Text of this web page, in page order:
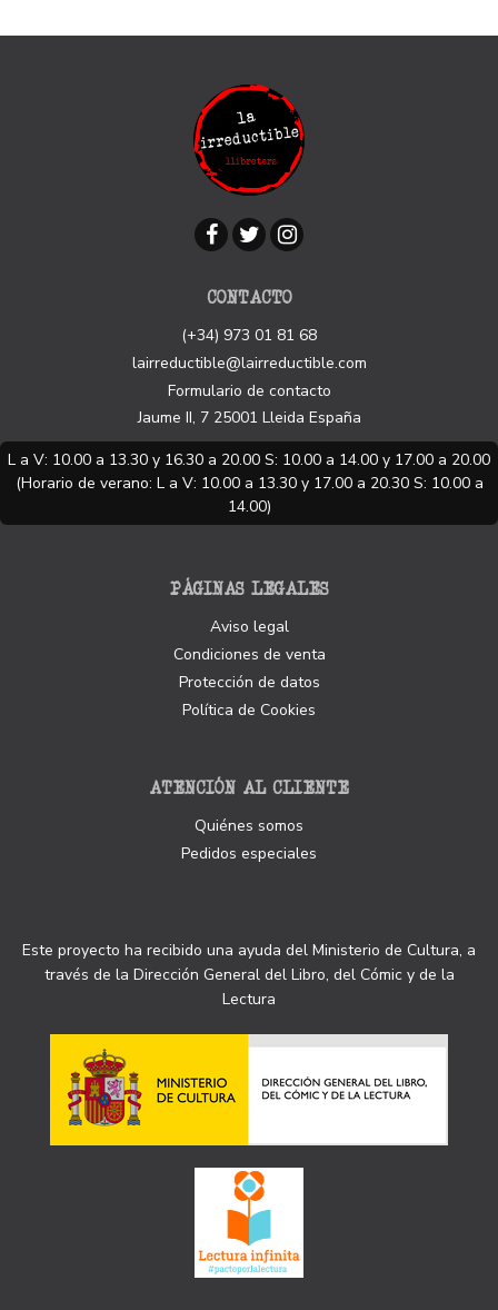
CONTACTO
(+34) 973 01 81 68
lairreductible@lairreductible.com
Formulario de contacto
Jaume II, 7 25001 Lleida España
L a V: 10.00 a 13.30 y 16.30 a 20.00 S: 10.00 a 14.00 y 17.00 a 20.00
(Horario de verano: L a V: 10.00 a 13.30 y 17.00 a 20.30 S: 10.00 a
14.00)
PÁGINAS LEGALES
Aviso legal
Condiciones de venta
Protección de datos
Política de Cookies
ATENCIÓN AL CLIENTE
Quiénes somos
Pedidos especiales
Este proyecto ha recibido una ayuda del Ministerio de Cultura, a
través de la Dirección General del Libro, del Cómic y de la
Lectura